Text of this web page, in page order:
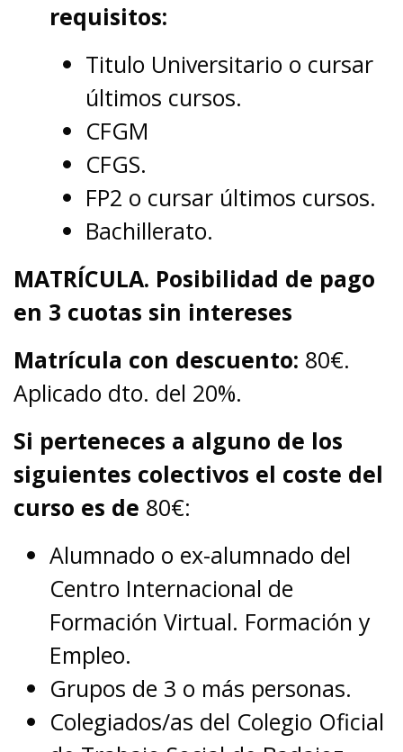
requisitos:
Titulo Universitario o cursar
últimos cursos.
CFGM
CFGS.
FP2 o cursar últimos cursos.
Bachillerato.
MATRÍCULA. Posibilidad de pago
en 3 cuotas sin intereses
Matrícula con descuento: 80€.
Aplicado dto. del 20%.
Si perteneces a alguno de los
siguientes colectivos el coste del
curso es de 80€:
Alumnado o ex-alumnado del
Centro Internacional de
Formación Virtual. Formación y
Empleo.
Grupos de 3 o más personas.
Colegiados/as del Colegio Oficial